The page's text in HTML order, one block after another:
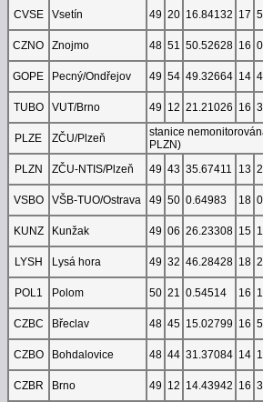
CVSE
Vsetín 49 20 16.84132 17
CZNO
Znojmo 48 51 50.52628 16
GOPE
Pecný/Ondřejov 49 54 49.32664 14
TUBO
VUT/Brno 49 12 21.21026 16
PLZE
ZČU/Plzeň
stanice
PLZN)
PLZN
ZČU-NTIS/Plzeň 49 43 35.67411 13
VSBO
VŠB-TUO/Ostrava 49 50 0.64983 18
KUNZ
Kunžak 49 06 26.23308 15
LYSH
Lysá hora 49 32 46.28428 18
POL1
Polom 50 21 0.54514 16
CZBC
Břeclav 48 45 15.02799 16
CZBO
Bohdalovice 48 44 31.37084 14
CZBR
Brno 49 12 14.43942 16